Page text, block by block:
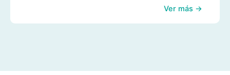
Ver más →